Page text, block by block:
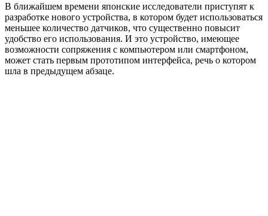
В ближайшем времени японские исследователи приступят к
разработке нового устройства, в котором будет использоваться
меньшее количество датчиков, что существенно повысит
удобство его использования. И это устройство, имеющее
возможности сопряжения с компьютером или смартфоном,
может стать первым прототипом интерфейса, речь о котором
шла в предыдущем абзаце.